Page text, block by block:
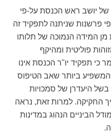
של יושב ראש הכנסת על-פי
פרשנות שניתנה לתפקיד זה
מן המידה הנמוכה של תלותו
פוליטית ומהיקף
כי תפקיד יו"ר הכנסת אינו
ביותר שאב הטיפוס
בשל היעדרן של סמכויות
החקיקה. למרות זאת, נראה
הביניים הנהוג במדינות